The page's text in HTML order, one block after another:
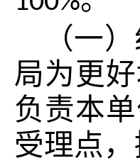
（一
局为更
负责本
受理点